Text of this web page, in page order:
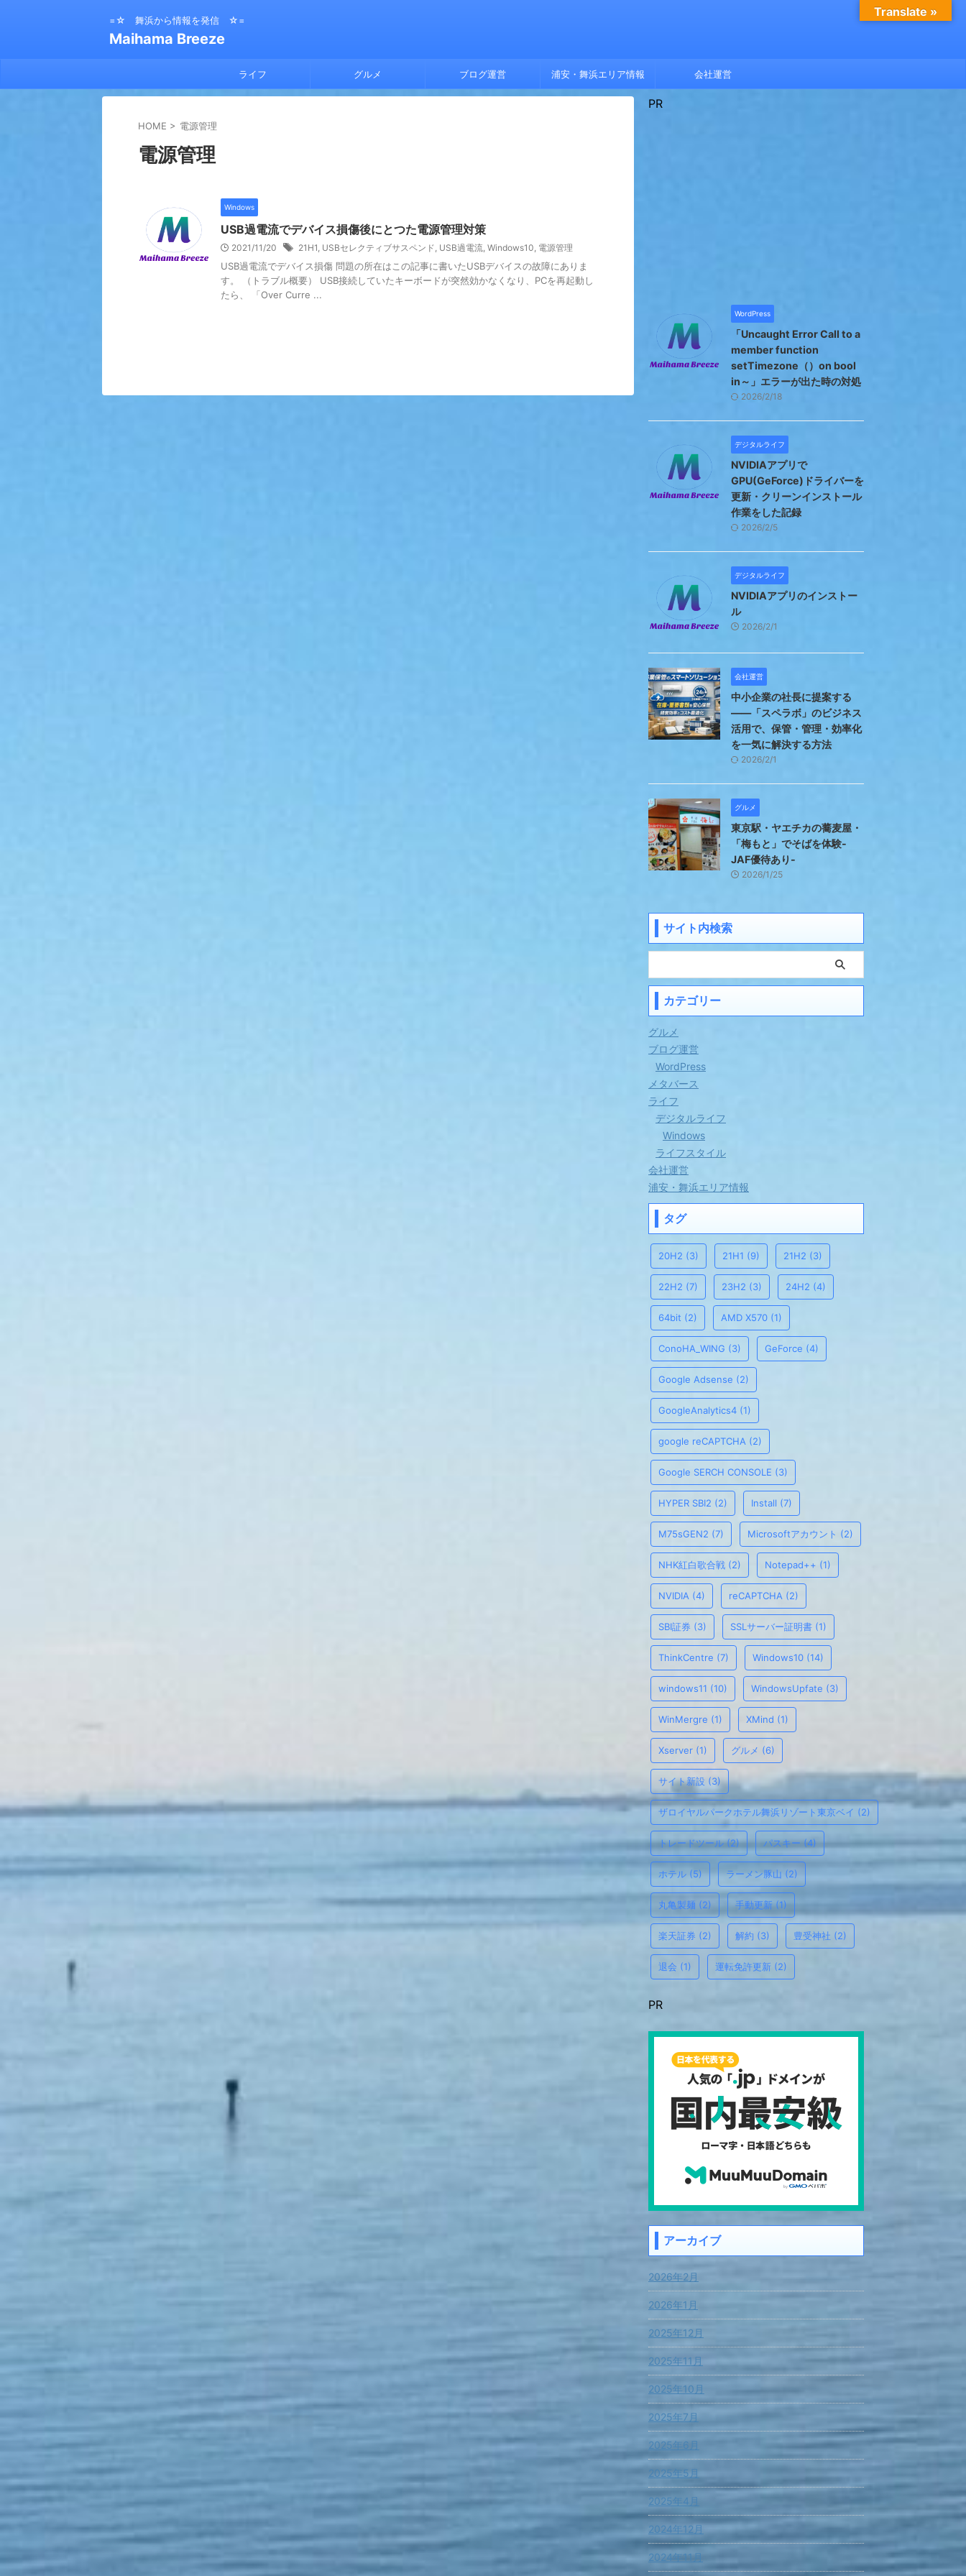
=☆ 舞浜から情報を発信 ☆=
Maihama Breeze
ライフ グルメ ブログ運営 浦安・舞浜エリア情報 会社運営
HOME > 電源管理
電源管理
Windows
USB過電流でデバイス損傷後にとつた電源管理対策
2021/11/20 21H1, USBセレクティブサスペンド, USB過電流, Windows10, 電源管理
USB過電流でデバイス損傷 問題の所在はこの記事に書いたUSBデバイスの故障にありま
す。 （トラブル概要） USB接続していたキーボードが突然効かなくなり、PCを再起動し
たら、 「Over Curre ...
PR
WordPress
「Uncaught Error Call to a
member function
setTimezone（）on bool
in～」エラーが出た時の対処
2026/2/18
デジタルライフ
NVIDIAアプリで
GPU(GeForce)ドライバーを
更新・クリーンインストール
作業をした記録
2026/2/5
デジタルライフ
NVIDIAアプリのインストー
ル
2026/2/1
会社運営
中小企業の社長に提案する
――「スペラボ」のビジネス
活用で、保管・管理・効率化
を一気に解決する方法
2026/2/1
グルメ
東京駅・ヤエチカの蕎麦屋・
「梅もと」でそばを体験-
JAF優待あり-
2026/1/25
サイト内検索
カテゴリー
グルメ
ブログ運営
WordPress
メタバース
ライフ
デジタルライフ
Windows
ライフスタイル
会社運営
浦安・舞浜エリア情報
タグ
20H2 (3) 21H1 (9) 21H2 (3)
22H2 (7) 23H2 (3) 24H2 (4)
64bit (2) AMD X570 (1)
ConoHA_WING (3) GeForce (4)
Google Adsense (2)
GoogleAnalytics4 (1)
google reCAPTCHA (2)
Google SERCH CONSOLE (3)
HYPER SBI2 (2) Install (7)
M75sGEN2 (7) Microsoftアカウント (2)
NHK紅白歌合戦 (2) Notepad++ (1)
NVIDIA (4) reCAPTCHA (2)
SBI証券 (3) SSLサーバー証明書 (1)
ThinkCentre (7) Windows10 (14)
windows11 (10) WindowsUpfate (3)
WinMergre (1) XMind (1)
Xserver (1) グルメ (6)
サイト新設 (3)
ザロイヤルパークホテル舞浜リゾート東京ベイ (2)
トレードツール(2) パスキー (4)
ホテル (5) ラーメン豚山 (2)
丸亀製麺 (2) 手動更新(1)
楽天証券 (2) 解約 (3) 豊受神社 (2)
退会 (1) 運転免許更新 (2)
PR
アーカイブ
2026年2月
2026年1月
2025年12月
2025年11月
2025年10月
2025年7月
2025年6月
2025年5月
2025年4月
2024年12月
2024年11月
Translate »